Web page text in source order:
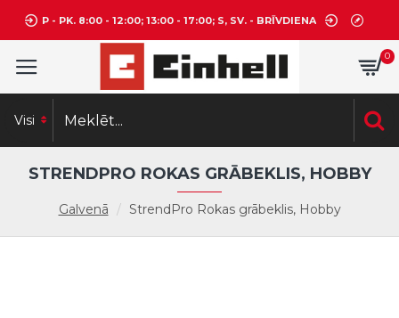
P - PK. 8:00 - 12:00; 13:00 - 17:00; S, SV. - BRĪVDIENA
0
Visi
Galvenā StrendPro Rokas grābeklis, Hobby
STRENDPRO ROKAS GRĀBEKLIS, HOBBY